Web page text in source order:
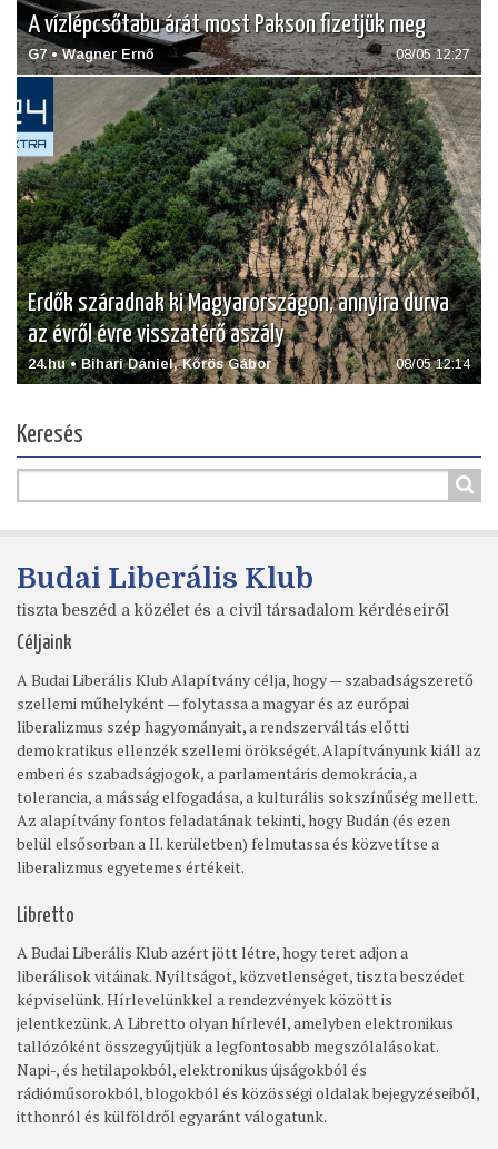
A vízlépcsőtabu árát most Pakson fizetjük meg
G7 • Wagner Ernő 08/05 12:27
Erdők száradnak ki Magyarországon, annyira durva
az évről évre visszatérő aszály
24.hu • Bihari Dániel, Kőrös Gábor 08/05 12:14
Keresés
Budai Liberális Klub
tiszta beszéd a közélet és a civil társadalom kérdéseiről
Céljaink
A Budai Liberális Klub Alapítvány célja, hogy — szabadságszerető
szellemi műhelyként — folytassa a magyar és az európai
liberalizmus szép hagyományait, a rendszerváltás előtti
demokratikus ellenzék szellemi örökségét. Alapítványunk kiáll az
emberi és szabadságjogok, a parlamentáris demokrácia, a
tolerancia, a másság elfogadása, a kulturális sokszínűség mellett.
Az alapítvány fontos feladatának tekinti, hogy Budán (és ezen
belül elsősorban a II. kerületben) felmutassa és közvetítse a
liberalizmus egyetemes értékeit.
Libretto
A Budai Liberális Klub azért jött létre, hogy teret adjon a
liberálisok vitáinak. Nyíltságot, közvetlenséget, tiszta beszédet
képviselünk. Hírlevelünkkel a rendezvények között is
jelentkezünk. A Libretto olyan hírlevél, amelyben elektronikus
tallózóként összegyűjtjük a legfontosabb megszólalásokat.
Napi-, és hetilapokból, elektronikus újságokból és
rádióműsorokból, blogokból és közösségi oldalak bejegyzéseiből,
itthonról és külföldről egyaránt válogatunk.